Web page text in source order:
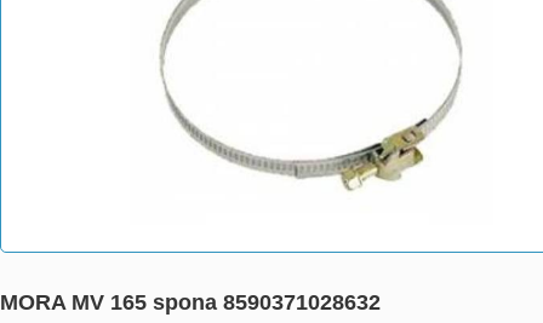
MORA MV 165 spona 8590371028632